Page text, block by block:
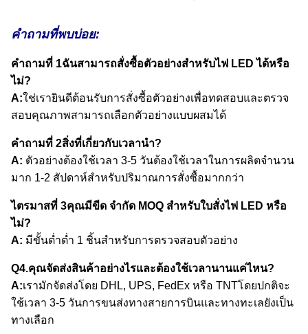
คำถามที่พบบ่อย:
คำถามที่ 1ฉันสามารถสั่งซื้อตัวอย่างสำหรับไฟ LED ได้หรือ
ไม่?
A:ใช่เรายินดีต้อนรับการสั่งซื้อตัวอย่างเพื่อทดสอบและตรวจ
สอบคุณภาพสามารถเลือกตัวอย่างแบบผสมได้
คำถามที่ 2สิ่งที่เกี่ยวกับเวลานำ?
A: ตัวอย่างต้องใช้เวลา 3-5 วันต้องใช้เวลาในการผลิตจำนวน
มาก 1-2 สัปดาห์สำหรับปริมาณการสั่งซื้อมากกว่า
ไตรมาสที่ 3คุณมีขีด จำกัด MOQ สำหรับใบสั่งไฟ LED หรือ
ไม่?
A: มีขั้นต่ำต่ำ 1 ชิ้นสำหรับการตรวจสอบตัวอย่าง
Q4.คุณจัดส่งสินค้าอย่างไรและต้องใช้เวลานานแค่ไหน?
A:เรามักจัดส่งโดย DHL, UPS, FedEx หรือ TNTโดยปกติจะ
ใช้เวลา 3-5 วันการขนส่งทางสายการบินและทางทะเลยังเป็น
ทางเลือก